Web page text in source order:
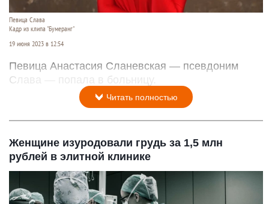
Певица Слава
Кадр из клипа "Бумеранг"
19 июня 2023 в 12:54
Певица Анастасия Сланевская — псевдоним
Слава — попала в больницу.
Читать полностью
Женщине изуродовали грудь за 1,5 млн
рублей в элитной клинике